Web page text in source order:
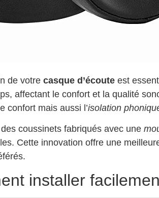
de votre casque d’écoute est
affectant le confort et la qualité
confort mais aussi l’isolation
coussinets fabriqués avec une
Cette innovation offre une
installer